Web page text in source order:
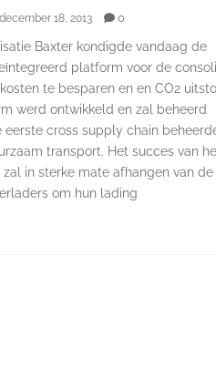
december 18, 2013 0
Baxter kondigde vandaag de
platform voor de
te besparen en en CO2
werd ontwikkeld en zal beheerd
eerste cross supply chain
transport. Het succes van
in sterke mate afhangen van de
om hun lading